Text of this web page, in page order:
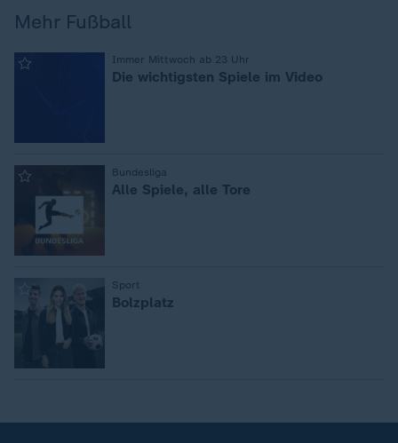
Mehr Fußball
Immer Mittwoch ab 23 Uhr
Die wichtigsten Spiele im Video
Bundesliga
Alle Spiele, alle Tore
Sport
Bolzplatz